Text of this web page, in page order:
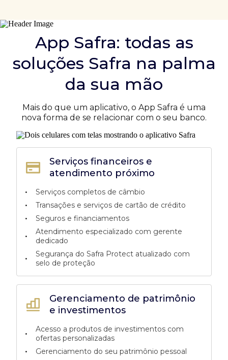
App Safra: todas as
soluções Safra na palma
da sua mão
Mais do que um aplicativo, o App Safra é uma
nova forma de se relacionar com o seu banco.
Gerenciamento de patrimônio
e investimentos
•
Acesso a produtos de investimentos com
ofertas personalizadas
• Gerenciamento do seu patrimônio pessoal
Serviços financeiros e
atendimento próximo
•
Serviços completos de câmbio
• Transações e serviços de cartão de crédito
• Seguros e financiamentos
•
Atendimento especializado com gerente
dedicado
•
Segurança do Safra Protect atualizado com
selo de proteção